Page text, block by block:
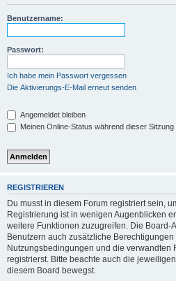
Benutzername:
Passwort:
Ich habe mein Passwort vergessen
Die Aktivierungs-E-Mail erneut senden
Angemeldet bleiben
Meinen Online-Status während dieser
REGISTRIEREN
Du musst in diesem Forum registriert sein,
Registrierung ist in wenigen Augenblicken
weitere Funktionen zuzugreifen. Die Board-
Benutzern auch zusätzliche
Nutzungsbedingungen und die verwandten
registrierst. Bitte beachte auch die
diesem Board bewegst.